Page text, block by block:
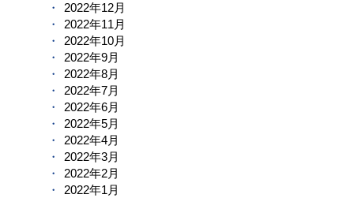
2022年12月
2022年11月
2022年10月
2022年9月
2022年8月
2022年7月
2022年6月
2022年5月
2022年4月
2022年3月
2022年2月
2022年1月